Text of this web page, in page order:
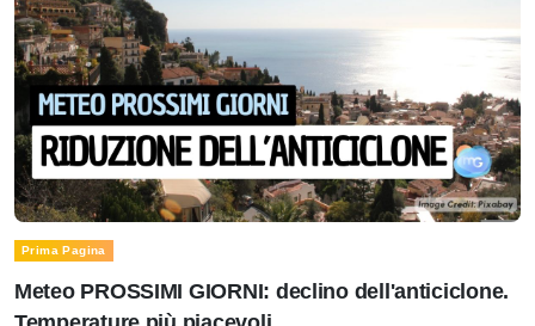
Prima Pagina
Meteo PROSSIMI GIORNI: declino dell'anticiclone.